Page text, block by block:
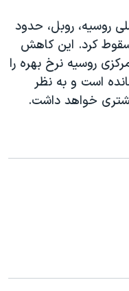
روسیه، روبل، حدود
سقوط کرد. این کاهش
روسیه نرخ بهره را
به ۱۱ درصد رسانده است و به نظر
خواهد داشت.